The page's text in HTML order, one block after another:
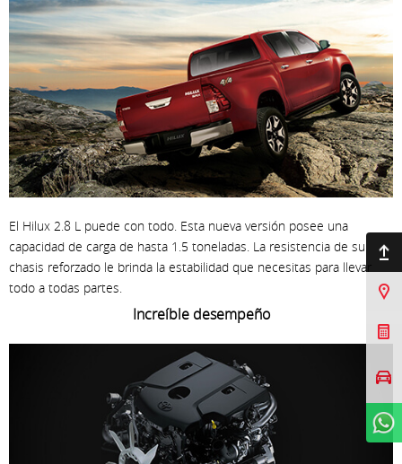
El Hilux 2.8 L puede con todo. Esta nueva versión posee una
capacidad de carga de hasta 1.5 toneladas. La resistencia de su
chasis reforzado le brinda la estabilidad que necesitas para llevar
todo a todas partes.
Increíble desempeño
Ir arriba
Agendar prueba de
manejo
WhatsApp